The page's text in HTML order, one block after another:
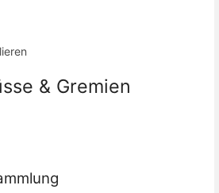
& Gremien